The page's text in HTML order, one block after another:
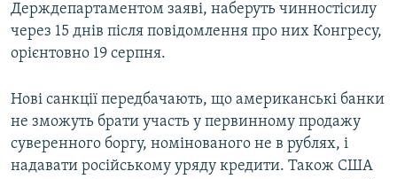
Держдепартаментом заяві, наберуть чинностісилу
через 15 днів після повідомлення про них Конгресу,
орієнтовно 19 серпня.
Нові санкції передбачають, що американські банки
не зможуть брати участь у первинному продажу
суверенного боргу, номінованого не в рублях, і
надавати російському уряду кредити. Також США